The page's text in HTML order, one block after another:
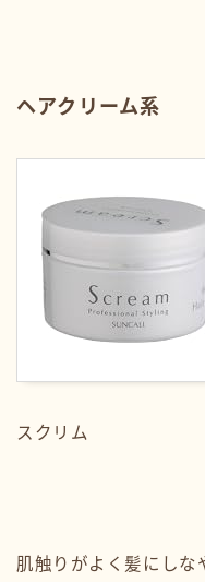
ヘアクリーム系
スクリム
肌触りがよく髪にしな